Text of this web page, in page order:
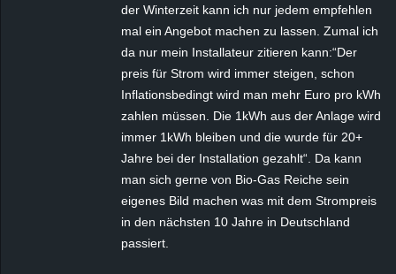
der Winterzeit kann ich nur jedem empfehlen
mal ein Angebot machen zu lassen. Zumal ich
da nur mein Installateur zitieren kann:“Der
preis für Strom wird immer steigen, schon
Inflationsbedingt wird man mehr Euro pro kWh
zahlen müssen. Die 1kWh aus der Anlage wird
immer 1kWh bleiben und die wurde für 20+
Jahre bei der Installation gezahlt“. Da kann
man sich gerne von Bio-Gas Reiche sein
eigenes Bild machen was mit dem Strompreis
in den nächsten 10 Jahre in Deutschland
passiert.